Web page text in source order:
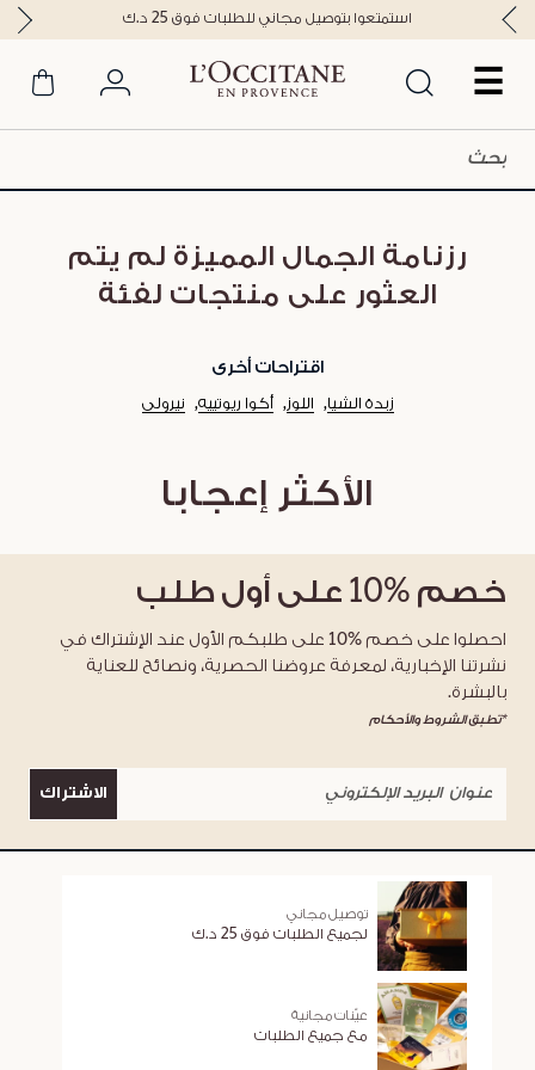
☰
استمتعوا بتوصيل مجاني للطلبات فوق 25 د.ك
رزنامة الجمال المميزة لم يتم
العثور على منتجات لفئة
اقتراحات أخرى
زبدة الشيا اللوز أكوا ريوتييه نيرولي
الأكثر إعجابا
خصم %10 على أول طلب
احصلوا على خصم %10 على طلبكم الأول عند الإشتراك في
نشرتنا الإخبارية، لمعرفة عروضنا الحصرية، ونصائح للعناية
بالبشرة.
*تطبق الشروط والأحكام
الاشتراك
توصيل مجاني
لجميع الطلبات فوق 25 د.ك
عيّنات مجانية
مع جميع الطلبات